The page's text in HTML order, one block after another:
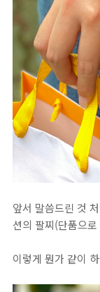
앞서 말씀드린 것
션의 팔찌(단품으
이렇게 뭔가 같이